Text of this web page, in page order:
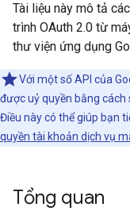
Tài liệu này mô tả
trình OAuth 2.0 từ
thư viện ứng dụng
Với một số API của
được uỷ quyền bằng cách
Điều này có thể giúp bạn
quyền tài khoản dịch vụ
Tổng quan